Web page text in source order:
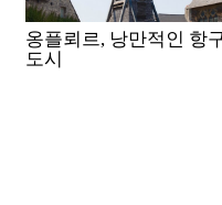
옹플뢰르, 낭만적인 항구
도시